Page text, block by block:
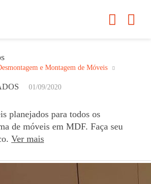
e Montagem de Móveis
01/09/2020
planejados para todos os
de móveis em MDF. Faça seu
Ver mais